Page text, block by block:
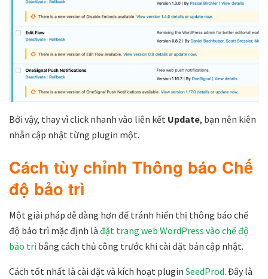
Bởi vậy, thay vì click nhanh vào liên kết Update, bạn nên kiên
nhẫn cập nhật từng plugin một.
Cách tùy chỉnh Thông báo Chế
độ bảo trì
Một giải pháp dễ dàng hơn để tránh hiển thị thông báo chế
độ bảo trì mặc định là đặt trang web WordPress vào chế độ
bảo trì bằng cách thủ công trước khi cài đặt bản cập nhật.
Cách tốt nhất là cài đặt và kích hoạt plugin SeedProd. Đây là